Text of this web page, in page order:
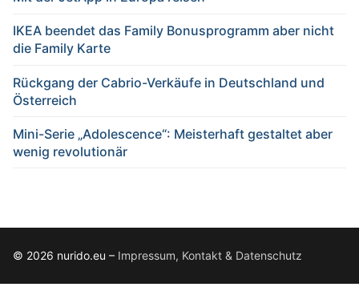
IKEA beendet das Family Bonusprogramm aber nicht
die Family Karte
Rückgang der Cabrio-Verkäufe in Deutschland und
Österreich
Mini-Serie „Adolescence“: Meisterhaft gestaltet aber
wenig revolutionär
© 2026 nurido.eu – Impressum, Kontakt & Datenschutz